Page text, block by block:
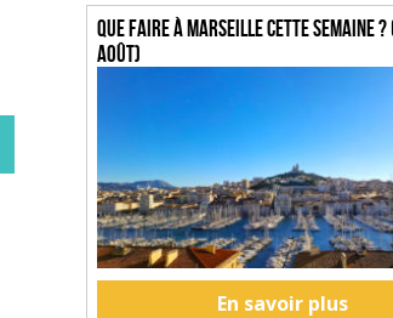
Que faire à Marseille cette semaine ?
août)
En savoir plus